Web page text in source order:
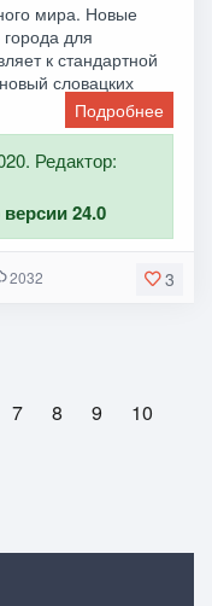
мира. Новые
для
к стандартной
словацких
Подробнее
Редактор:
24.0
3
2032
7 8 9 10